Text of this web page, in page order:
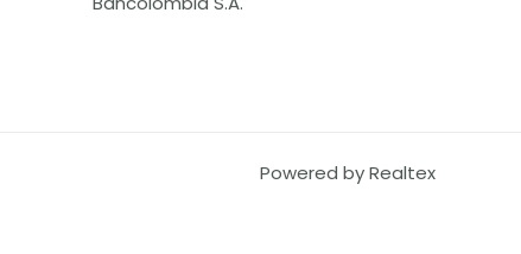
Powered by Realtex